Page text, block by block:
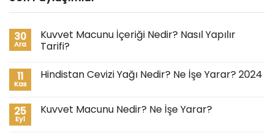
30
Ara
Kuvvet Macunu İçeriği Nedir? Nasıl Yapılır
Tarifi?
11
Kas
Hindistan Cevizi Yağı Nedir? Ne İşe Yarar? 2024
25
Eyl
Kuvvet Macunu Nedir? Ne İşe Yarar?